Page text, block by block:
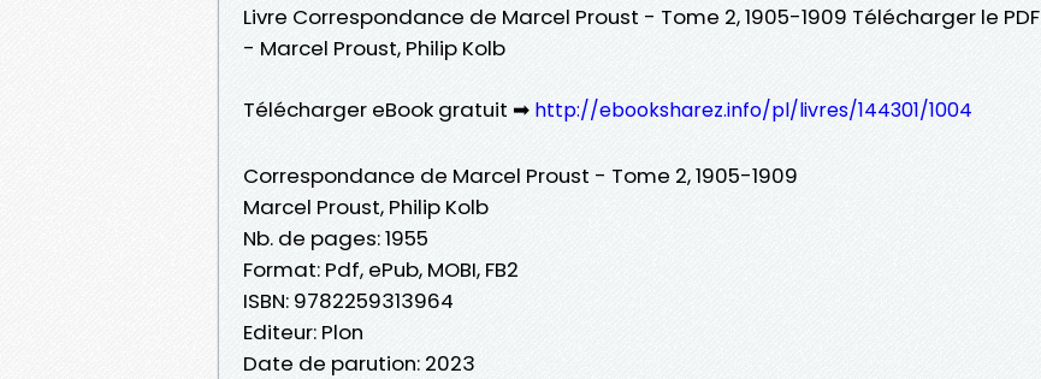
Livre Correspondance de Marcel Proust - Tome 2, 1905-1909 Télécharger le PDF
- Marcel Proust, Philip Kolb
Télécharger eBook gratuit ➡ http://ebooksharez.info/pl/livres/144301/1004
Correspondance de Marcel Proust - Tome 2, 1905-1909
Marcel Proust, Philip Kolb
Nb. de pages: 1955
Format: Pdf, ePub, MOBI, FB2
ISBN: 9782259313964
Editeur: Plon
Date de parution: 2023